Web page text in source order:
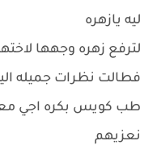
ليه يازهره
لترفع زهره وجهها
فطالت نظرات جميله
طب كويس بكره اجي
نعزيهم